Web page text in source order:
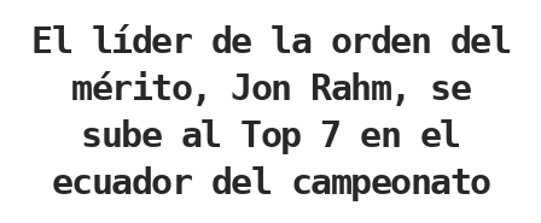
El líder de la orden del
mérito, Jon Rahm, se
sube al Top 7 en el
ecuador del campeonato